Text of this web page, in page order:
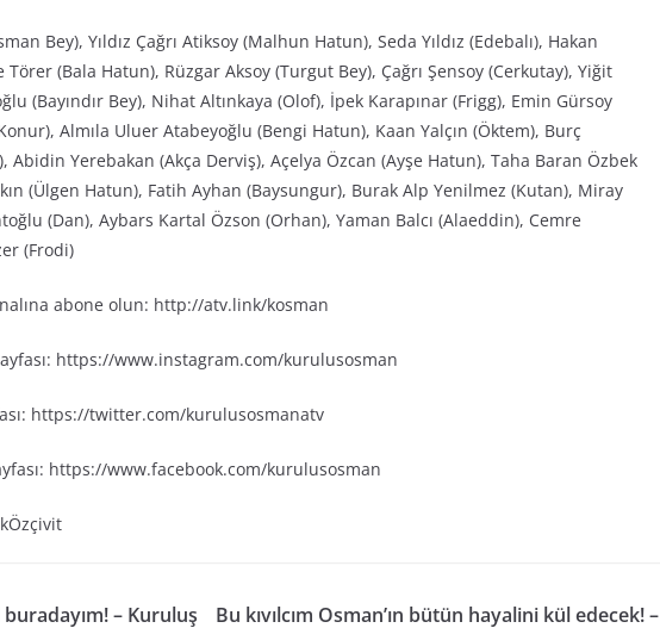
Bey), Yıldız Çağrı Atiksoy (Malhun Hatun), Seda Yıldız (Edebalı), Hakan
Törer (Bala Hatun), Rüzgar Aksoy (Turgut Bey), Çağrı Şensoy (Cerkutay), Yiğit
(Bayındır Bey), Nihat Altınkaya (Olof), İpek Karapınar (Frigg), Emin Gürsoy
Almıla Uluer Atabeyoğlu (Bengi Hatun), Kaan Yalçın (Öktem), Burç
Abidin Yerebakan (Akça Derviş), Açelya Özcan (Ayşe Hatun), Taha Baran Özbek
(Ülgen Hatun), Fatih Ayhan (Baysungur), Burak Alp Yenilmez (Kutan), Miray
(Dan), Aybars Kartal Özson (Orhan), Yaman Balcı (Alaeddin), Cemre
(Frodi)
abone olun: http://atv.link/kosman
https://www.instagram.com/kurulusosman
https://twitter.com/kurulusosmanatv
https://www.facebook.com/kurulusosman
– Kuruluş Bu kıvılcım Osman’ın bütün hayalini kül edecek! –